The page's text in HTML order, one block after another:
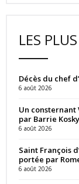
LES
Décès du chef
6 août 2026
Un consternant
par Barrie
6 août 2026
Saint François
portée par
6 août 2026